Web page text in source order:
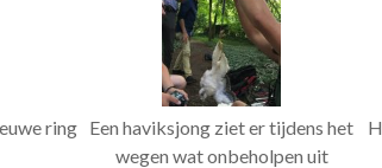
ring Een haviksjong ziet er tijdens het
wegen wat onbeholpen uit